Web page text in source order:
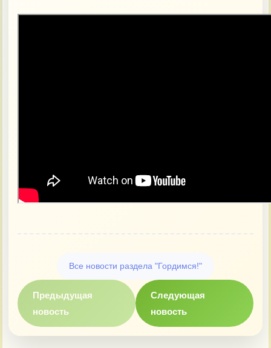
Все новости раздела "Гордимся!"
Предыдущая
новость
Следующая
новость